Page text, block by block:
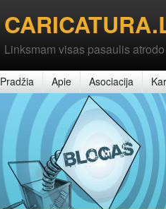
Linksmam visas pasaulis
Pradžia Apie Asociacija